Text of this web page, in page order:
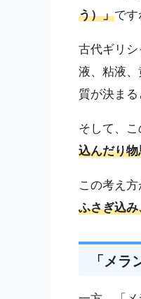
う）」です
古代ギリ
液、粘液
質が決まる
そして、こ
込んだり
この考え
ふさぎ込
「メ